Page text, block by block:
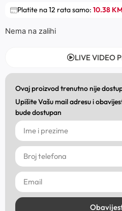
Platite na 12 rata samo: 10.38 KM
Nema na zalihi
LIVE VIDEO
Ovaj proizvod trenutno nije
Upišite Vašu mail adresu i
bude dostupan